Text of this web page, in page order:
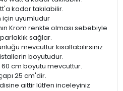
kadar takılabilir.
için uyumludur
Krom renkte olması sebebiyle
sağlar.
mevcuttur kısaltabilirsiniz
boyutudur.
cm boyutu mevcuttur.
25 cm'dir.
aittir lütfen inceleyiniz